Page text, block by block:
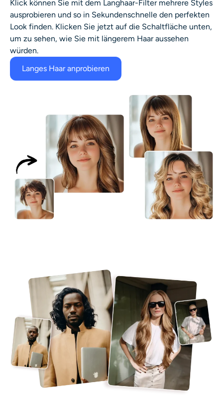
Klick können Sie mit dem Langhaar-Filter mehrere Styles
ausprobieren und so in Sekundenschnelle den perfekten
Look finden. Klicken Sie jetzt auf die Schaltfläche unten,
um zu sehen, wie Sie mit längerem Haar aussehen
würden.
Langes Haar anprobieren